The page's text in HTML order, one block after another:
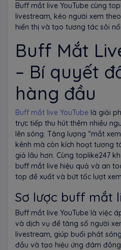
Buff mắt live YouTube cùng
livestream, kéo người xem
hiển thị và tạo tương tác sôi
Buff Mắt
– Bí quyết
hàng đầu
Buff mắt live YouTube là giải
trực tiếp thu hút thêm nhiều
lên sóng. Tăng lượng “mắt
kênh mà còn kích hoạt tương
giả lâu hơn. Cùng toplike247
buff mắt live hiệu quả và an
top đề xuất và bứt tốc lượt
Sơ lược buff mắt
Buff mắt live YouTube là việc
và dịch vụ để tăng số người
livestream, giúp buổi phát
đầu và tạo hiệu ứng đám đông